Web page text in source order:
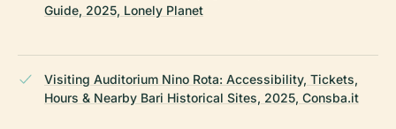
Guide, 2025, Lonely Planet
Visiting Auditorium Nino Rota: Accessibility, Tickets,
Hours & Nearby Bari Historical Sites, 2025, Consba.it